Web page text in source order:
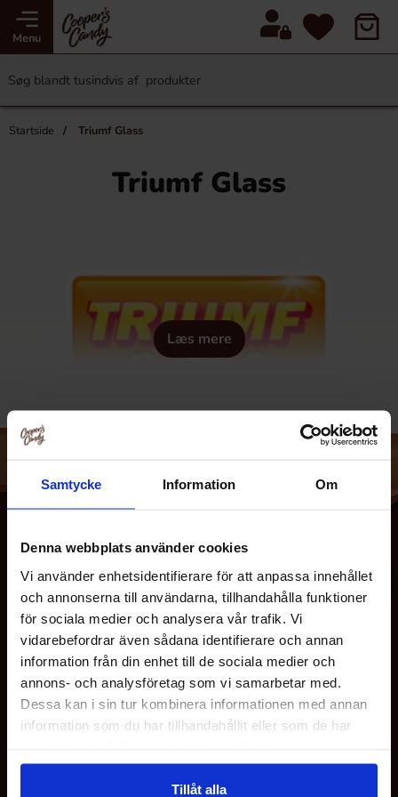
Samtycke Information Om
Denna webbplats använder cookies
Vi använder enhetsidentifierare för att anpassa innehållet
och annonserna till användarna, tillhandahålla funktioner
för sociala medier och analysera vår trafik. Vi
vidarebefordrar även sådana identifierare och annan
information från din enhet till de sociala medier och
annons- och analysföretag som vi samarbetar med.
Dessa kan i sin tur kombinera informationen med annan
information som du har tillhandahållit eller som de har
Tillåt alla
Menu
Startside Triumf Glass
Triumf Glass
Læs mere
Arne Müntzing i Majorna, Göteborg 1946. Deres
forretningsidé er enkel og har siden starten vÃ¦ret den
smagsoplevelser! De seneste 60 år har isfabrikken vÃ¦ret i
Sävedalen, hvor den i dag drives af tredje generation
Müntzing.
Hvert år produceres der 17,5 millioner liter is i Triumfs
isfabrik. Med deres lange, stolte tradition for istilvirkning i
kombination med strÃ¦ben efter at vÃ¦re bedst på
produktudvikling og produktkvalitet, er deres vision at
vÃ¦re Sveriges bedste isleverandør og det oplagte svenske
OM OS